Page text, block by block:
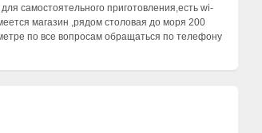
самостоятельного приготовления,есть wi-
магазин ,рядом столовая до моря 200
по все вопросам обращаться по телефону